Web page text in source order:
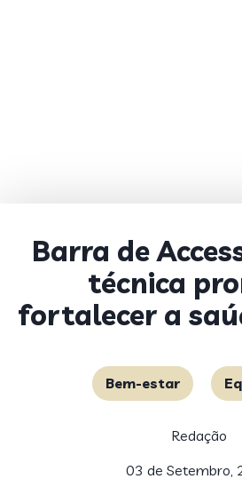
Barra de
técnica
fortalecer a
Bem-estar
Redação
03 de Setembro,